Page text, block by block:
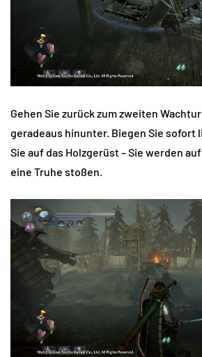
Gehen Sie zurück zum zweiten
geradeaus hinunter. Biegen Sie sofort
Sie auf das Holzgerüst – Sie werden
eine Truhe stoßen.